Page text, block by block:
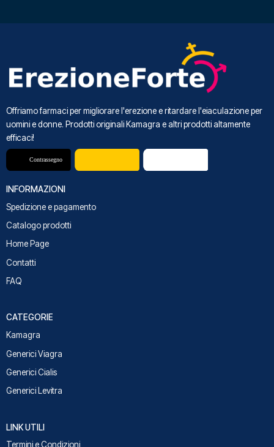
Offriamo farmaci per migliorare l'erezione e ritardare l'eiaculazione per
uomini e donne. Prodotti originali Kamagra e altri prodotti altamente
efficaci!
INFORMAZIONI
Spedizione e pagamento
Catalogo prodotti
Home Page
Contatti
FAQ
CATEGORIE
Kamagra
Generici Viagra
Generici Cialis
Generici Levitra
LINK UTILI
Termini e Condizioni